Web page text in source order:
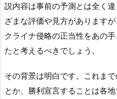
説内容は事前の予測とは全く
ざまな評価や見方があります
クライナ侵略の正当性をあの
たと考えるべきでしょう。
その背景は明白です。これま
とか、勝利宣言することは各